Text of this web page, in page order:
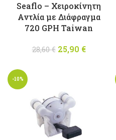
Seaflo – Χειροκίνητη
Αντλία με Διάφραγμα
720 GPH Taiwan
28,60€
Original
25,90 €
είναι:
-10%